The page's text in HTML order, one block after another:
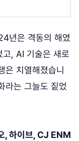
년은 격동의 해였
고, AI 기술은 새로
은 치열해졌습니
라는 그늘도 짙었
, 하이브, CJ ENM